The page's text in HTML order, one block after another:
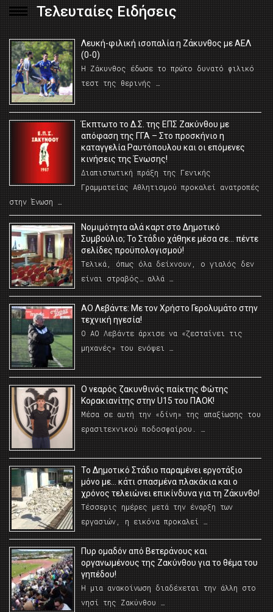
Τελευταίες Ειδήσεις
Λευκή-φιλική ισοπαλία η Ζάκυνθος με ΑΕΛ
(0-0)
Η Ζάκυνθος έδωσε το πρώτο δυνατό φιλικό
τεστ της θερινής …
Έκπτωτο το Δ.Σ. της ΕΠΣ Ζακύνθου με
απόφαση της ΓΓΑ – Στο προσκήνιο η
καταγγελία Ραυτόπουλου και οι επόμενες
κινήσεις της Ένωσης!
Διαπιστωτική πράξη της Γενικής
Γραμματείας Αθλητισμού προκαλεί ανατροπές
στην Ένωση …
Νομιμότητα αλά καρτ στο Δημοτικό
Συμβούλιο; Το Στάδιο χάθηκε μέσα σε… πέντε
σελίδες προϋπολογισμού!
Τελικά, όπως όλα δείχνουν, ο γιαλός δεν
είναι στραβός… αλλά …
ΑΟ Λεβάντε: Με τον Χρήστο Γερολυμάτο στην
τεχνική ηγεσία!
Ο ΑΟ Λεβάντε άρχισε να «ζεσταίνει τις
μηχανές» του ενόψει …
O νεαρός ζακυνθινός παίκτης Φώτης
Κορακιανίτης στην U15 του ΠΑΟΚ!
Μέσα σε αυτή την «δίνη» της απαξίωσης του
ερασιτεχνικού ποδοσφαίρου. …
Το Δημοτικό Στάδιο παραμένει εργοτάξιο
μόνο με… κάτι σπασμένα πλακάκια και ο
χρόνος τελειώνει επικίνδυνα για τη Ζάκυνθο!
Τέσσερις ημέρες μετά την έναρξη των
εργασιών, η εικόνα προκαλεί …
Πυρ ομαδόν από Βετεράνους και
οργανωμένους της Ζακύνθου για το θέμα του
γηπέδου!
Η μια ανακοίνωση διαδέχεται την άλλη στο
νησί της Ζακύνθου …